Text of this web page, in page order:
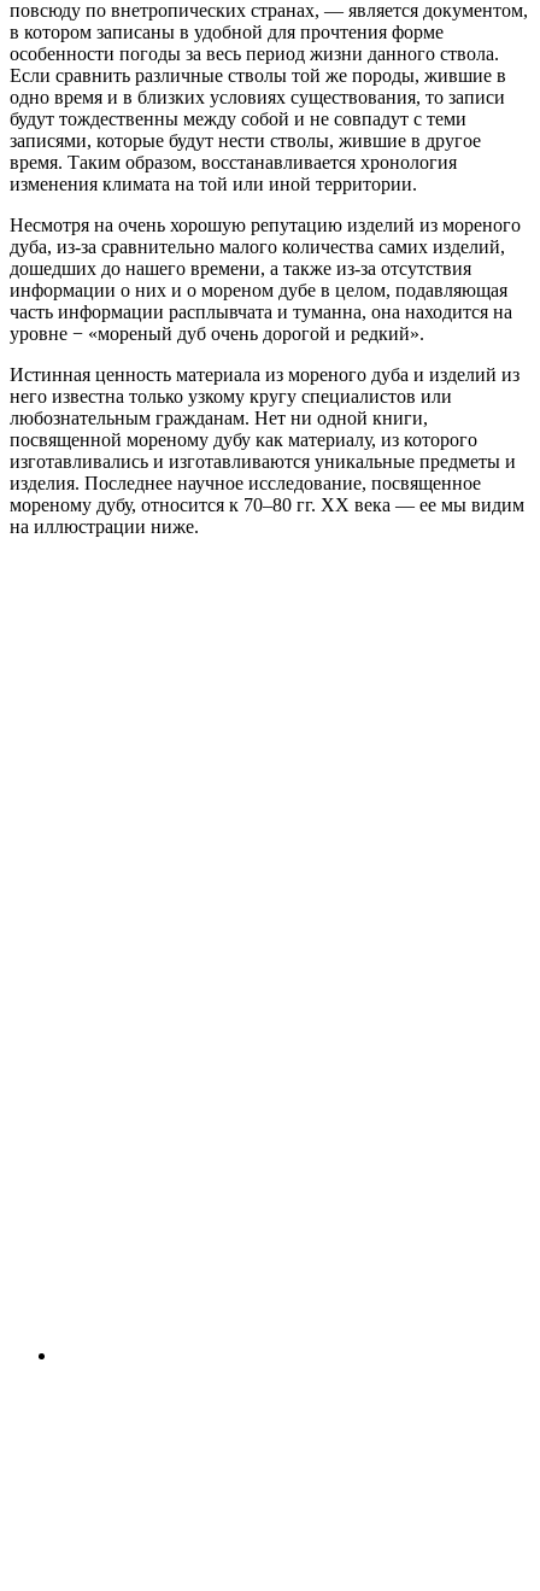
повсюду по внетропических странах, — является документом,
в котором записаны в удобной для прочтения форме
особенности погоды за весь период жизни данного ствола.
Если сравнить различные стволы той же породы, жившие в
одно время и в близких условиях существования, то записи
будут тождественны между собой и не совпадут с теми
записями, которые будут нести стволы, жившие в другое
время. Таким образом, восстанавливается хронология
изменения климата на той или иной территории.
Несмотря на очень хорошую репутацию изделий из мореного
дуба, из-за сравнительно малого количества самих изделий,
дошедших до нашего времени, а также из-за отсутствия
информации о них и о мореном дубе в целом, подавляющая
часть информации расплывчата и туманна, она находится на
уровне − «мореный дуб очень дорогой и редкий».
Истинная ценность материала из мореного дуба и изделий из
него известна только узкому кругу специалистов или
любознательным гражданам. Нет ни одной книги,
посвященной мореному дубу как материалу, из которого
изготавливались и изготавливаются уникальные предметы и
изделия. Последнее научное исследование, посвященное
мореному дубу, относится к 70–80 гг. XX века — ее мы видим
на иллюстрации ниже.